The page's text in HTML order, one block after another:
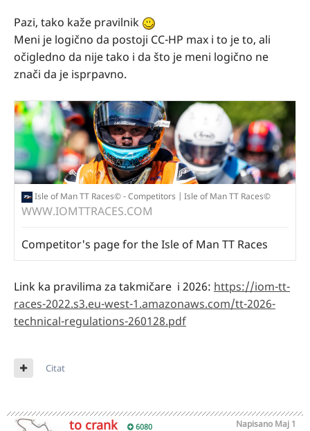
Pazi, tako kaže pravilnik
Meni je logično da postoji CC-HP max i to je to, ali
očigledno da nije tako i da što je meni logično ne
znači da je isprpavno.
Isle of Man TT Races© - Competitors | Isle of Man TT Races©
WWW.IOMTTRACES.COM
Competitor's page for the Isle of Man TT Races
Link ka pravilima za takmičare i 2026: https://iom-tt-
races-2022.s3.eu-west-1.amazonaws.com/tt-2026-
technical-regulations-260128.pdf
Citat
to crank 6080 Napisano Maj 1